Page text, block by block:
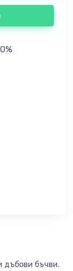
дъбови бъчви.